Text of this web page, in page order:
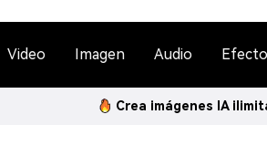
Video Imagen Audio
Crea imágenes IA